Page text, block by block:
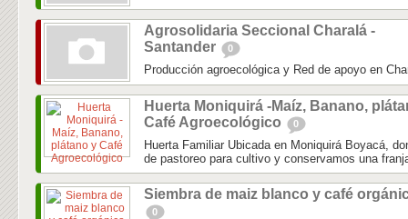
Agrosolidaria Seccional Charalá -
Santander
0
Producción agroecológica y Red de apoyo en
Huerta Moniquirá -Maíz, Banano,
Café Agroecológico
0
Huerta Familiar Ubicada en Moniquirá Boyacá,
de pastoreo para cultivo y conservamos una
Siembra de maiz blanco y café
0